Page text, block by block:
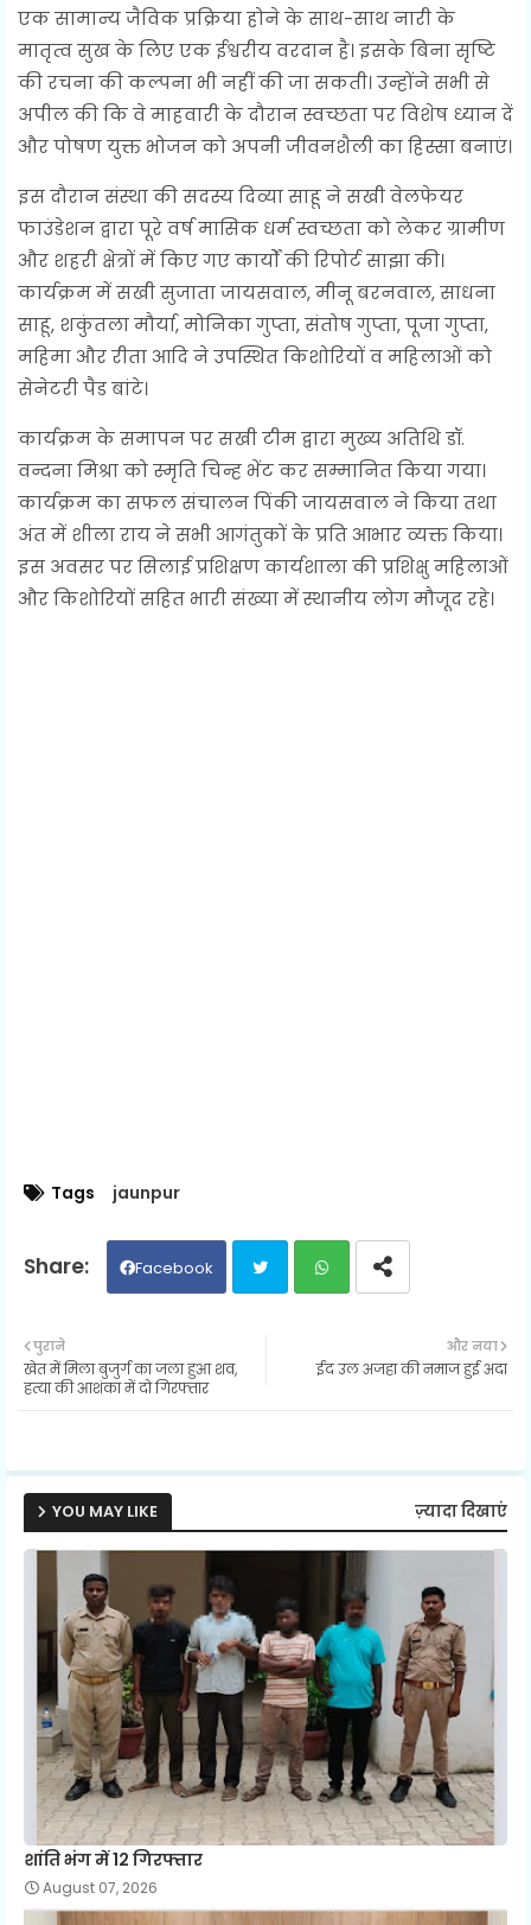
एक सामान्य जैविक प्रक्रिया होने के साथ-साथ नारी के
मातृत्व सुख के लिए एक ईश्वरीय वरदान है। इसके बिना सृष्टि
की रचना की कल्पना भी नहीं की जा सकती। उन्होंने सभी से
अपील की कि वे माहवारी के दौरान स्वच्छता पर विशेष ध्यान दें
और पोषण युक्त भोजन को अपनी जीवनशैली का हिस्सा बनाएं।
इस दौरान संस्था की सदस्य दिव्या साहू ने सखी वेलफेयर
फाउंडेशन द्वारा पूरे वर्ष मासिक धर्म स्वच्छता को लेकर ग्रामीण
और शहरी क्षेत्रों में किए गए कार्यों की रिपोर्ट साझा की।
कार्यक्रम में सखी सुजाता जायसवाल, मीनू बरनवाल, साधना
साहू, शकुंतला मौर्या, मोनिका गुप्ता, संतोष गुप्ता, पूजा गुप्ता,
महिमा और रीता आदि ने उपस्थित किशोरियों व महिलाओं को
सेनेटरी पैड बांटे।
कार्यक्रम के समापन पर सखी टीम द्वारा मुख्य अतिथि डॉ.
वन्दना मिश्रा को स्मृति चिन्ह भेंट कर सम्मानित किया गया।
कार्यक्रम का सफल संचालन पिंकी जायसवाल ने किया तथा
अंत में शीला राय ने सभी आगंतुकों के प्रति आभार व्यक्त किया।
इस अवसर पर सिलाई प्रशिक्षण कार्यशाला की प्रशिक्षु महिलाओं
और किशोरियों सहित भारी संख्या में स्थानीय लोग मौजूद रहे।
Tags jaunpur
Facebook
ats
p
और नया
ईद उल अजहा की नमाज हुई अदा
पुराने
खेत में मिला बुजुर्ग का जला हुआ शव,
हत्या की आशंका में दो गिरफ्तार
YOU MAY LIKE ज़्यादा दिखाएं
शांति भंग में 12 गिरफ्तार
August 07, 2026